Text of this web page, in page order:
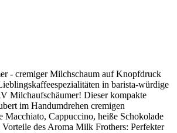
- cremiger Milchschaum auf Knopfdruck
in barista-würdige
Milchaufschäumer! Dieser kompakte
im Handumdrehen cremigen
Macchiato, Cappuccino, heiße Schokolade
des Aroma Milk Frothers: Perfekter